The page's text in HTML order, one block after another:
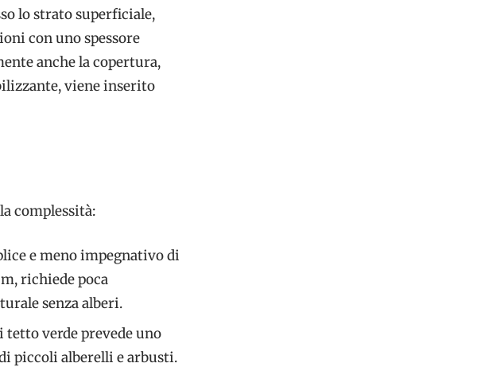
lo strato superficiale,
con uno spessore
anche la copertura,
viene inserito
complessità:
e meno impegnativo di
richiede poca
senza alberi.
tetto verde prevede uno
piccoli alberelli e arbusti.